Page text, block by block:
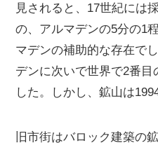
見されると、17世紀には
の、アルマデンの5分の1
マデンの補助的な存在で
デンに次いで世界で2番目
した。しかし、鉱山は
旧市街はバロック建築の